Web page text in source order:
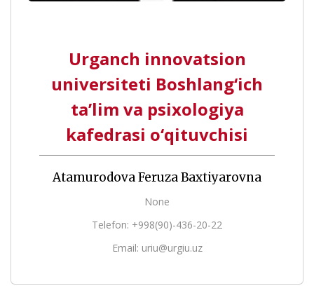
Urganch innovatsion
universiteti Boshlang‘ich
ta’lim va psixologiya
kafedrasi o‘qituvchisi
Atamurodova Feruza Baxtiyarovna
None
Telefon: +998(90)-436-20-22
Email: uriu@urgiu.uz